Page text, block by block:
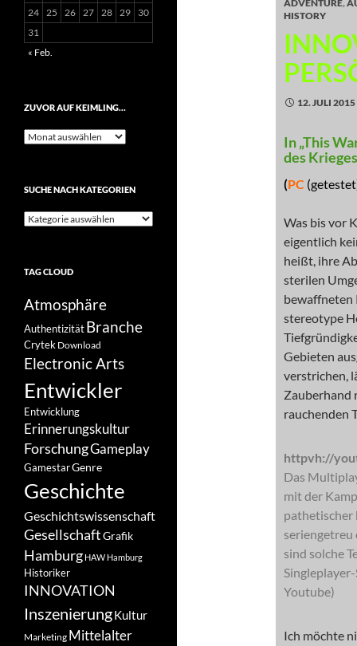
ADVENTURE,
HISTORY
12. JULI 2015
In „This
des Krieges
(PC
Was bis vor
eigentlich
heißt, ihre
sterilen
bewaffneten
stereotype
Gebieten
verstrichen,
Zauberhand
rauchenden
httpvh://
Das
mit der
pathetischer
seriengetreu
sind solche
Youtube)
Ich möchte
24 25 26 27 28 29
30
31
« Feb.
ZUVOR AUF KEIMLING…
Zuvor
SUCHE NACH KATEGORIEN
Suche
TAG CLOUD
Atmosphäre
Authentizität Branche
Crytek Download
Electronic Arts
Entwickler
Entwicklung
Erinnerungskultur
ForschungGameplay
GamestarGenre
Geschichte
Geschichtswissenschaft
GesellschaftGrafik
Hamburg HAW Hamburg
Historiker
INNOVATION
InszenierungKultur
Marketing Mittelalter